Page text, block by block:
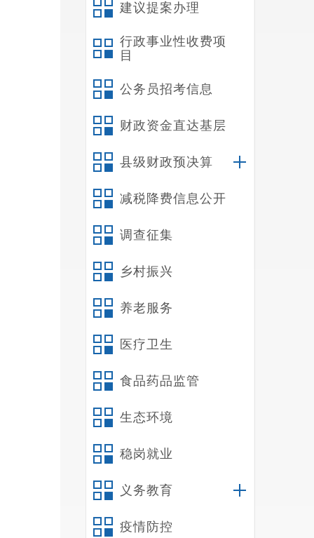
建议提案办理
行政事业性收费项
目
公务员招考信息
财政资金直达基层
县级财政预决算
减税降费信息公开
调查征集
乡村振兴
养老服务
医疗卫生
食品药品监管
生态环境
稳岗就业
义务教育
疫情防控